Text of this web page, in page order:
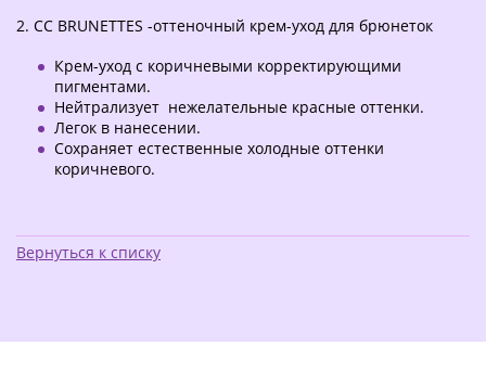
2. CC BRUNETTES -оттеночный крем-уход для брюнеток
Крем-уход с коричневыми корректирующими
пигментами.
Нейтрализует нежелательные красные оттенки.
Легок в нанесении.
Сохраняет естественные холодные оттенки
коричневого.
Вернуться к списку